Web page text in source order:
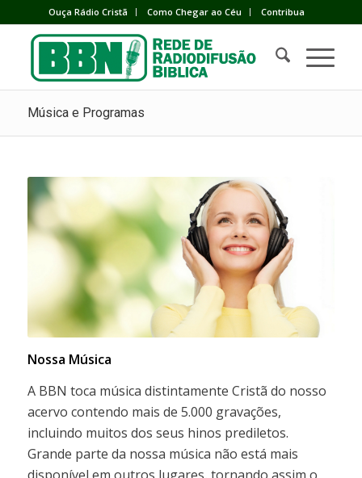
Ouça Rádio Cristã Como Chegar ao Céu Contribua
Música e Programas
Nossa Música
A BBN toca música distintamente Cristã do nosso
acervo contendo mais de 5.000 gravações,
incluindo muitos dos seus hinos prediletos.
Grande parte da nossa música não está mais